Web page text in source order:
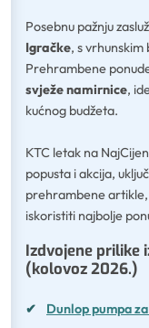
Posebnu pažnju
Igračke, s
Prehrambene
svježe namirnice,
kućnog budžeta.
KTC letak na
popusta i akcija,
prehrambene
iskoristiti najbolje
Izdvojene prilike
(kolovoz 2026.)
✔ Dunlop pumpa